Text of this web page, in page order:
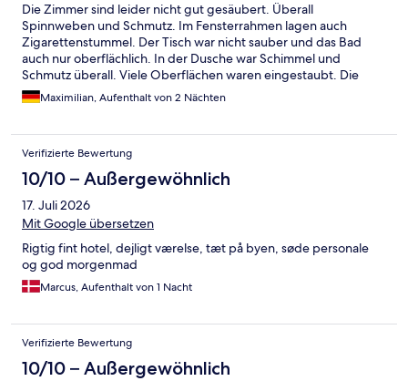
Die Zimmer sind leider nicht gut gesäubert. Überall
Spinnweben und Schmutz. Im Fensterrahmen lagen auch
Zigarettenstummel. Der Tisch war nicht sauber und das Bad
auch nur oberflächlich. In der Dusche war Schimmel und
Schmutz überall. Viele Oberflächen waren eingestaubt. Die
Einrichtung etwas in die Jahre gekommen und überall Flecken
usw an den Wänden und der Decke. Dieses Hotel hat wirklich
einzig gute war die Lage
Maximilian, Aufenthalt von 2 Nächten
Verifizierte Bewertung
10/10 – Außergewöhnlich
17. Juli 2026
Mit Google übersetzen
Rigtig fint hotel, dejligt værelse, tæt på byen, søde personale
og god morgenmad
Marcus, Aufenthalt von 1 Nacht
Verifizierte Bewertung
10/10 – Außergewöhnlich